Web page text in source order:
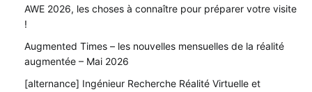
AWE 2026, les choses à connaître pour préparer votre visite
!
Augmented Times – les nouvelles mensuelles de la réalité
augmentée – Mai 2026
[alternance] Ingénieur Recherche Réalité Virtuelle et